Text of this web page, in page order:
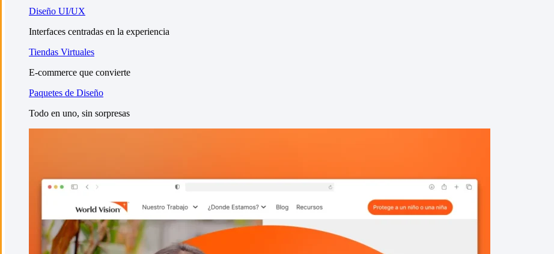
Diseño UI/UX
Interfaces centradas en la experiencia
Tiendas Virtuales
E-commerce que convierte
Paquetes de Diseño
Todo en uno, sin sorpresas